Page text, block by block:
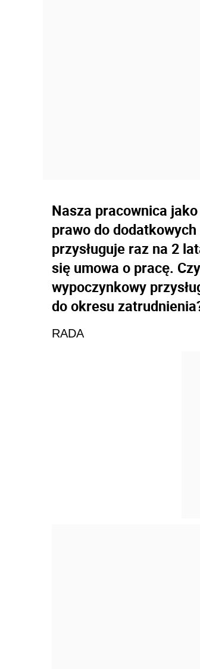
Nasza pracownica
prawo do
przysługuje raz na 2
się umowa o pracę.
wypoczynkowy
do okresu
RADA